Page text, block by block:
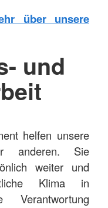
über unsere
und
helfen unsere
anderen. Sie
weiter und
Klima in